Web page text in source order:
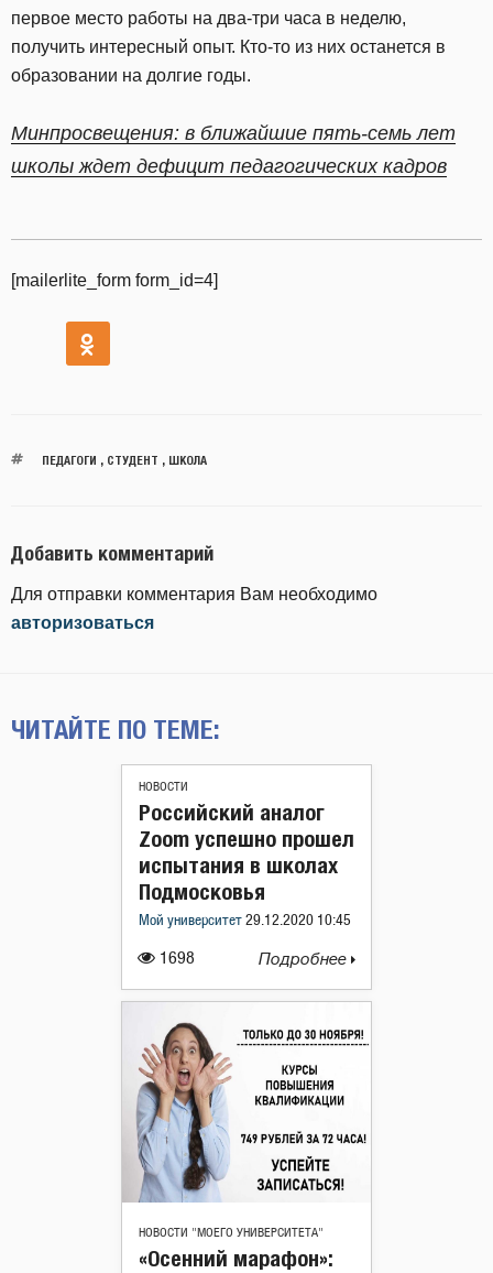
первое место работы на два-три часа в неделю,
получить интересный опыт. Кто-то из них останется в
образовании на долгие годы.
Минпросвещения: в ближайшие пять-семь лет
школы ждет дефицит педагогических кадров
[mailerlite_form form_id=4]
ПЕДАГОГИ , СТУДЕНТ , ШКОЛА
Добавить комментарий
Для отправки комментария Вам необходимо
авторизоваться
ЧИТАЙТЕ ПО ТЕМЕ:
НОВОСТИ
1698
Российский аналог
Zoom успешно прошел
испытания в школах
Подмосковья
Мой университет 29.12.2020 10:45
Подробнее
НОВОСТИ "МОЕГО УНИВЕРСИТЕТА"
«Осенний марафон»: